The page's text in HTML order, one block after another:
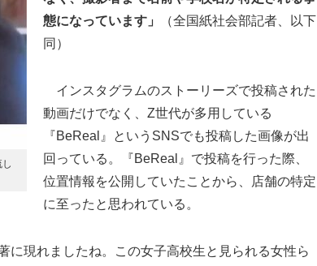
態になっています」
（全国紙社会部記者、以下
同）
インスタグラムのストーリーズで投稿された
動画だけでなく、Z世代が多用している
『BeReal』というSNSでも投稿した画像が出
回っている。『BeReal』で投稿を行った際、
位置情報を公開していたことから、店舗の特定
に至ったと思われている。
に現れましたね。この女子高校生と見られる女性ら